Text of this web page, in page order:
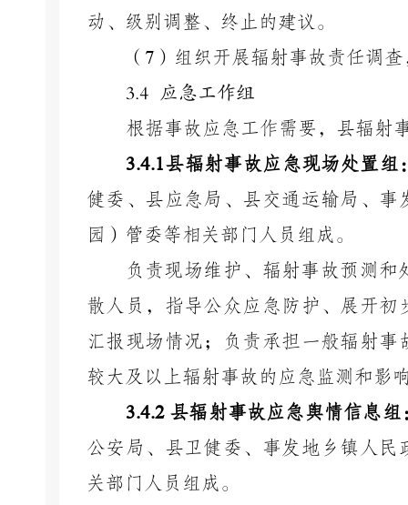
动、级别调整、终止的建议。
（ 7 ）组织开展辐射事故责任调
3.4 应急工作组
根据事故应急工作需要，县辐射
3.4.1县辐射事故应急现场处置组
健委、县应急局、县交通运输局、事
园）管委等相关部门人员组成。
负责现场维护、辐射事故预测
散人员，指导公众应急防护、展开
汇报现场情况；负责承担一般辐射
较大及以上辐射事故的应急监测和影
3.4.2 县辐射事故应急舆情信息组
公安局、县卫健委、事发地乡镇人民
关部门人员组成。